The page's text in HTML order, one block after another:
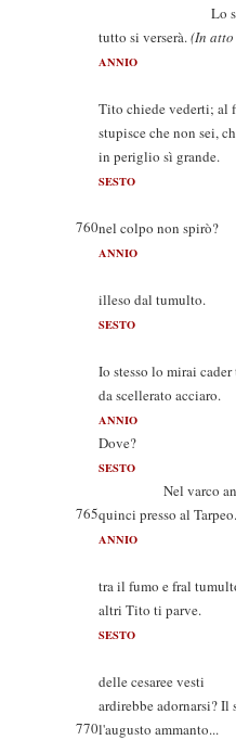
Lo so;
tutto si verserà.(In
ANNIO
Ferma;
Tito chiede vederti; al
stupisce che non sei,
in periglio sì grande.
SESTO
Io!...
760nel colpo non spirò?
ANNIO
Qual
illeso dal tumulto.
SESTO
Eh tu
Io stesso lo mirai
da scellerato acciaro.
ANNIO
Dove?
SESTO
Nel varco
765quinci presso al Tarpeo.
ANNIO
No;
tra il fumo e fral
altri Tito ti parve.
SESTO
Altri! E
delle cesaree vesti
ardirebbe adornarsi? Il
770l'augusto ammanto...